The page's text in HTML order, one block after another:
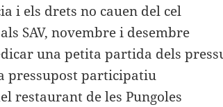
i els drets no cauen del cel
SAV, novembre i desembre
una petita partida dels
pressupost participatiu
restaurant de les Pungoles